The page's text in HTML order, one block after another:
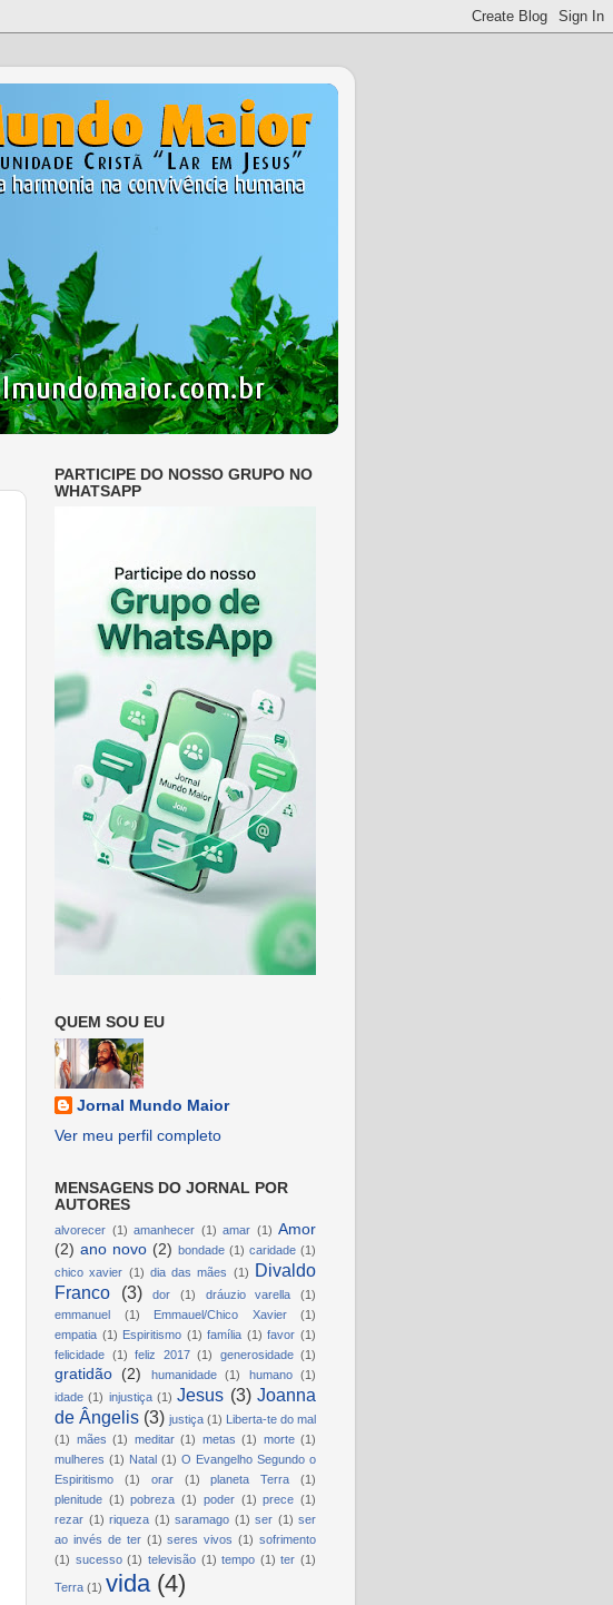
PARTICIPE DO NOSSO GRUPO NO
WHATSAPP
QUEM SOU EU
Jornal Mundo Maior
Ver meu perfil completo
MENSAGENS DO JORNAL POR
AUTORES
alvorecer (1) amanhecer (1) amar (1) Amor
(2) ano novo (2) bondade (1) caridade (1)
chico xavier (1) dia das mães (1) Divaldo
Franco
(3) dor (1) dráuzio varella
(1)
emmanuel
(1) Emmauel/Chico Xavier
(1)
empatia (1) Espiritismo (1) família (1) favor (1)
felicidade (1) feliz 2017 (1) generosidade (1)
gratidão (2) humanidade (1) humano
(1)
idade (1) injustiça (1) Jesus (3) Joanna
de Ângelis (3) justiça (1)
Liberta-te do mal
(1) mães (1) meditar (1) metas (1) morte (1)
mulheres (1) Natal (1) O Evangelho Segundo o
Espiritismo
(1) orar (1) planeta Terra
(1)
plenitude (1) pobreza (1) poder (1) prece (1)
rezar (1) riqueza (1) saramago (1) ser (1) ser
ao invés de ter (1) seres vivos (1) sofrimento
(1) sucesso (1) televisão (1) tempo (1) ter (1)
Terra (1) vida (4)